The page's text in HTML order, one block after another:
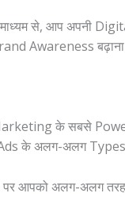
से, आप अपनी
Awareness
के सबसे
के अलग-अलग
आपको अलग-अलग